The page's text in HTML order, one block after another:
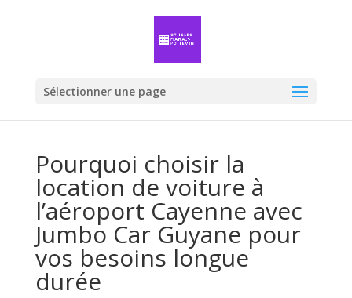
Sélectionner une page
Pourquoi choisir la
location de voiture à
l’aéroport Cayenne avec
Jumbo Car Guyane pour
vos besoins longue
durée